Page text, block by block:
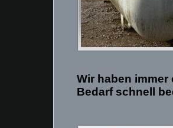
Wir haben immer
Bedarf schnell